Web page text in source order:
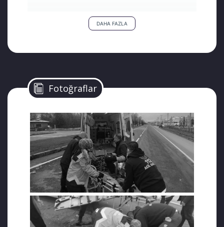
Kütahya’da çiftçilikle uğraşırken Gülen
Hareketi soruşturmaları kapsamında
tutuklanan Halit Ersöz’ün annesi Fatma
Ersöz, 17 Aralık’ta gelini ve torunuyla birlikte
oğlunu ziyarete gitmiş, çıkışta da cezaevi
önündeki yaya geçidinde kamyon çarpması
sonucu ağır yaralanmıştı.
DAHA FAZLA
Fotoğraflar